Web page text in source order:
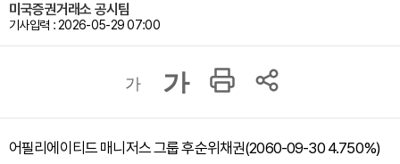
미국증권거래소 공시팀
기사입력 : 2026-05-29 07:00
가 가
어필리에이티드 매니저스 그룹 후순위채권(2060-09-30 4.750%)